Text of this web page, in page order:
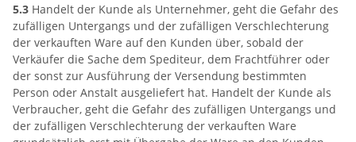
5.3 Handelt der Kunde als Unternehmer, geht die Gefahr des
zufälligen Untergangs und der zufälligen Verschlechterung
der verkauften Ware auf den Kunden über, sobald der
Verkäufer die Sache dem Spediteur, dem Frachtführer oder
der sonst zur Ausführung der Versendung bestimmten
Person oder Anstalt ausgeliefert hat. Handelt der Kunde als
Verbraucher, geht die Gefahr des zufälligen Untergangs und
der zufälligen Verschlechterung der verkauften Ware